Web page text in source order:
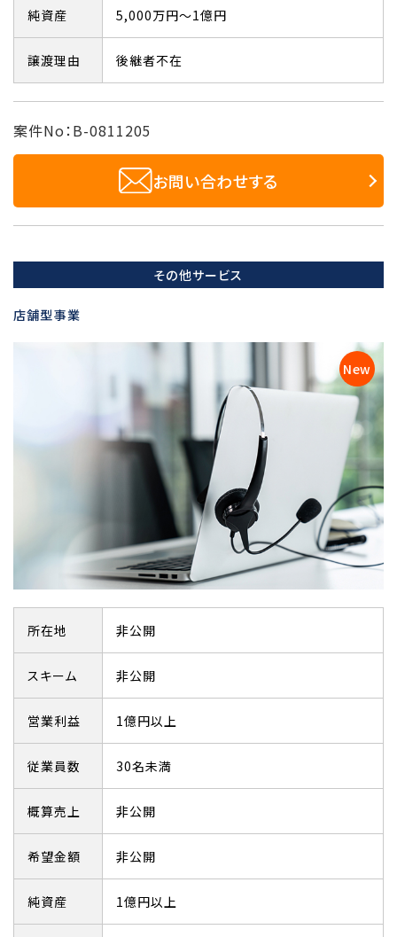
純資産 5,000万円～1億円
譲渡理由 後継者不在
案件No：B-0811205
お問い合わせする
その他サービス
店舗型事業
所在地 非公開
スキーム 非公開
営業利益 1億円以上
従業員数 30名未満
概算売上 非公開
希望金額 非公開
純資産 1億円以上